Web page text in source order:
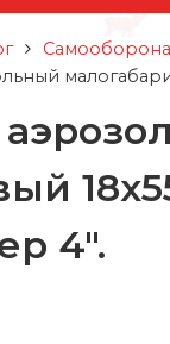
Самооборона
4".